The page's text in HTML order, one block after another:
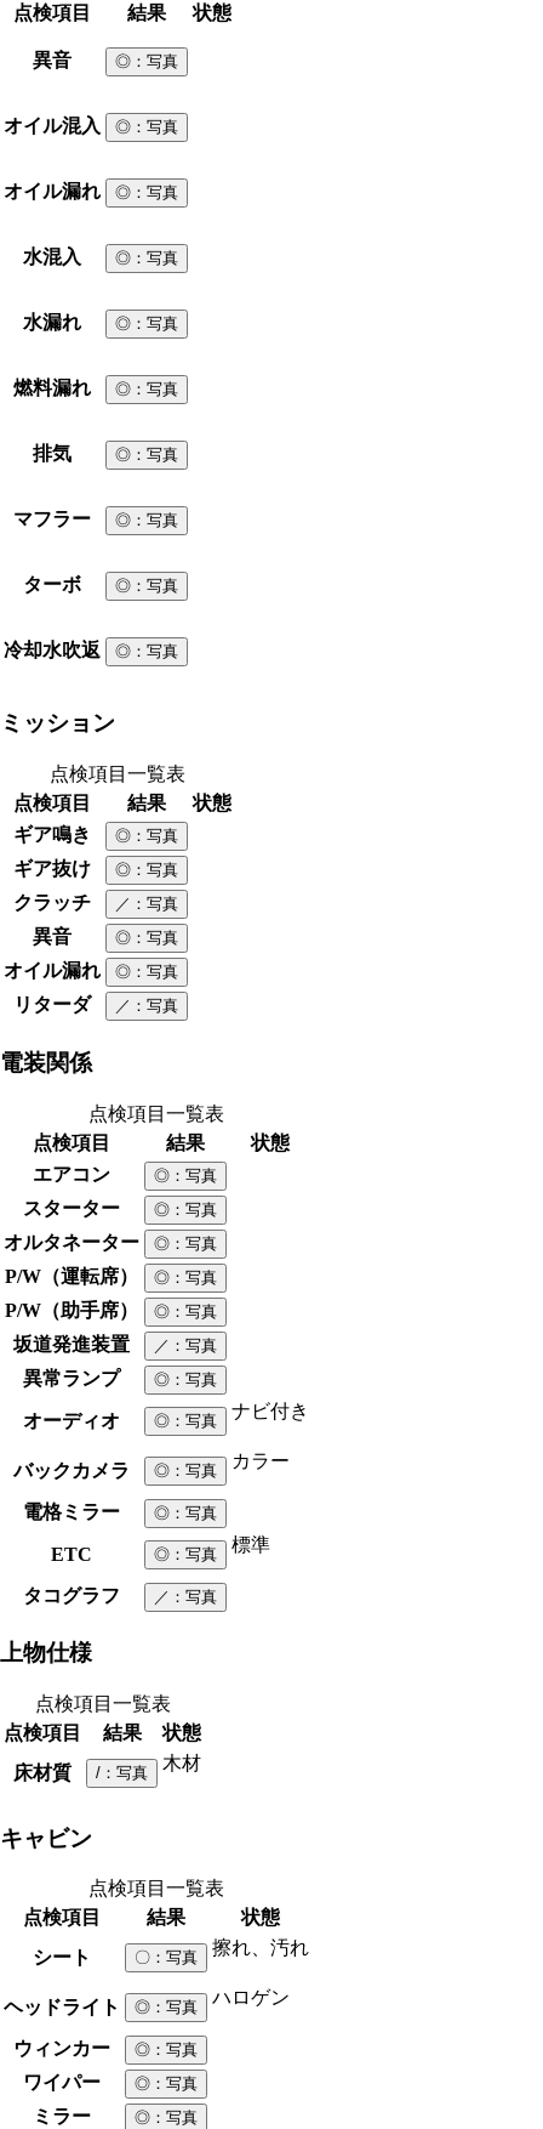
点検項目
結果 状態
異音 ◎ ：写真
オイル混入 ◎ ：写真
オイル漏れ ◎ ：写真
水混入 ◎ ：写真
水漏れ ◎ ：写真
燃料漏れ ◎ ：写真
排気 ◎ ：写真
マフラー ◎ ：写真
ターボ ◎ ：写真
冷却水吹返 ◎ ：写真
ミッション
点検項目一覧表
点検項目
結果
状態
ギア鳴き
◎ ：写真
ギア抜け ◎ ：写真
クラッチ ／ ：写真
異音 ◎ ：写真
オイル漏れ ◎ ：写真
リターダ ／ ：写真
電装関係
点検項目一覧表
点検項目
結果
状態
エアコン
◎ ：写真
スターター ◎ ：写真
オルタネーター ◎ ：写真
P/W（運転席） ◎ ：写真
P/W（助手席） ◎ ：写真
坂道発進装置 ／ ：写真
異常ランプ ◎ ：写真
オーディオ ◎ ：写真 ナビ付き
バックカメラ ◎ ：写真 カラー
電格ミラー ◎ ：写真
ETC ◎ ：写真 標準
タコグラフ ／ ：写真
上物仕様
点検項目一覧表
点検項目
結果
状態
床材質
/ ：写真 木材
キャビン
点検項目一覧表
点検項目
結果
状態
シート
〇 ：写真 擦れ、汚れ
ヘッドライト ◎ ：写真 ハロゲン
ウィンカー ◎ ：写真
ワイパー ◎ ：写真
ミラー ◎ ：写真